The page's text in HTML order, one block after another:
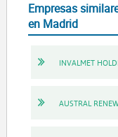
Empresas
en Madrid
INVALMET
AUSTRAL